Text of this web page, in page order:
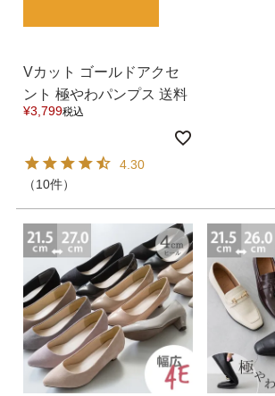
Vカット ゴールドアクセ
ント 極やわパンプス 送料
無料 交換無料イベント
¥3,799税込
4.30
（10件）